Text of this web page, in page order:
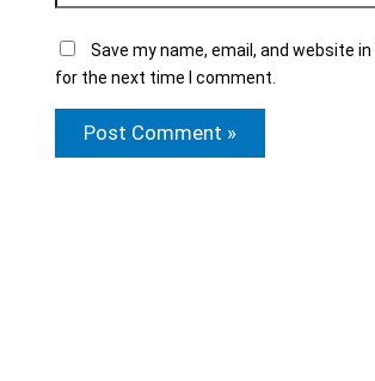
Save my name, email, and website
for the next time I comment.